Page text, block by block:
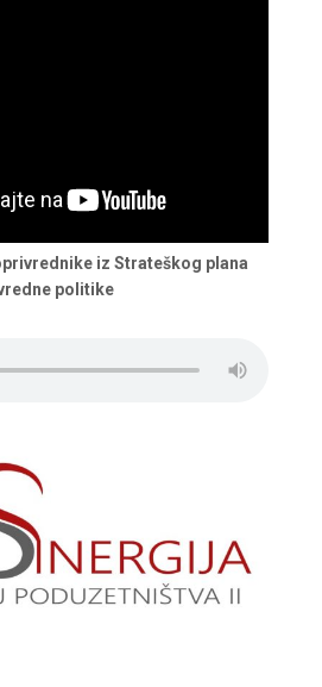
iz Strateškog plana
politike